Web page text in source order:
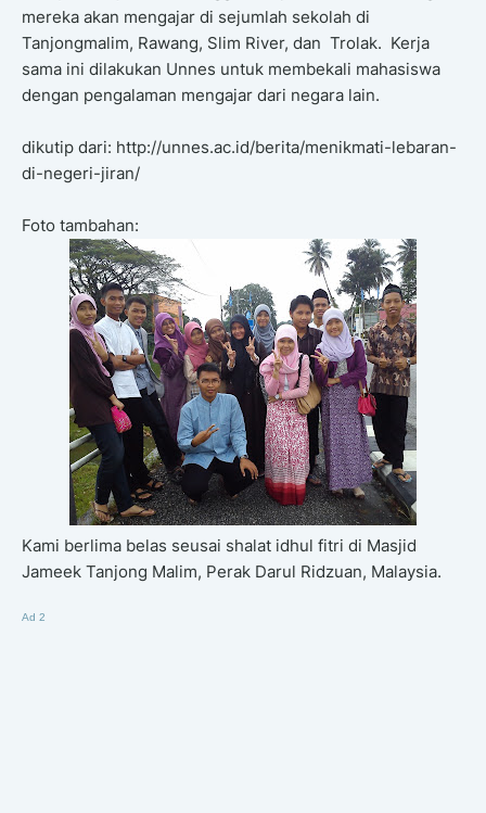
mereka akan mengajar di sejumlah sekolah di
Tanjongmalim, Rawang, Slim River, dan Trolak. Kerja
sama ini dilakukan Unnes untuk membekali mahasiswa
dengan pengalaman mengajar dari negara lain.
dikutip dari: http://unnes.ac.id/berita/menikmati-lebaran-
di-negeri-jiran/
Foto tambahan:
Kami berlima belas seusai shalat idhul fitri di Masjid
Jameek Tanjong Malim, Perak Darul Ridzuan, Malaysia.
Ad 2